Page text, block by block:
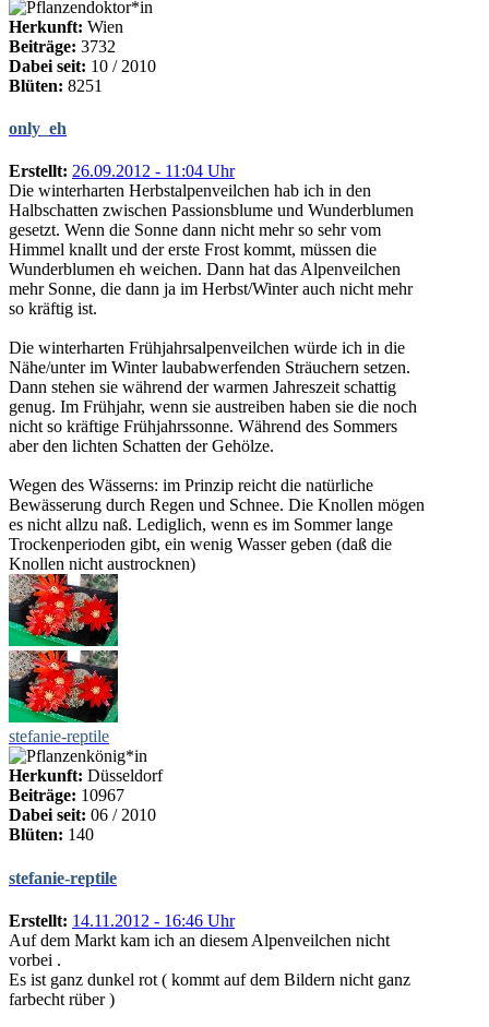
Herkunft: Wien
Beiträge: 3732
Dabei seit: 10 / 2010
Blüten: 8251
only_eh
Erstellt: 26.09.2012 - 11:04 Uhr
Die winterharten Herbstalpenveilchen hab ich in den
Halbschatten zwischen Passionsblume und Wunderblumen
gesetzt. Wenn die Sonne dann nicht mehr so sehr vom
Himmel knallt und der erste Frost kommt, müssen die
Wunderblumen eh weichen. Dann hat das Alpenveilchen
mehr Sonne, die dann ja im Herbst/Winter auch nicht mehr
so kräftig ist.
Die winterharten Frühjahrsalpenveilchen würde ich in die
Nähe/unter im Winter laubabwerfenden Sträuchern setzen.
Dann stehen sie während der warmen Jahreszeit schattig
genug. Im Frühjahr, wenn sie austreiben haben sie die noch
nicht so kräftige Frühjahrssonne. Während des Sommers
aber den lichten Schatten der Gehölze.
Wegen des Wässerns: im Prinzip reicht die natürliche
Bewässerung durch Regen und Schnee. Die Knollen mögen
es nicht allzu naß. Lediglich, wenn es im Sommer lange
Trockenperioden gibt, ein wenig Wasser geben (daß die
Knollen nicht austrocknen)
stefanie-reptile
Herkunft: Düsseldorf
Beiträge: 10967
Dabei seit: 06 / 2010
Blüten: 140
stefanie-reptile
Erstellt: 14.11.2012 - 16:46 Uhr
Auf dem Markt kam ich an diesem Alpenveilchen nicht
vorbei .
Es ist ganz dunkel rot ( kommt auf dem Bildern nicht ganz
farbecht rüber )